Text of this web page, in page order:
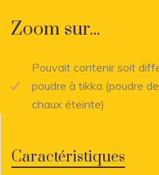
Zoom sur...
Pouvait contenir soit
poudre à tikka (poudre
chaux éteinte)
Caractéristiques